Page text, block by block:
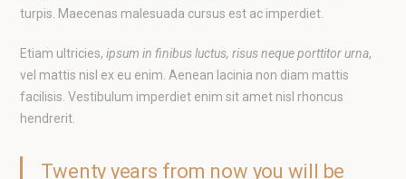
turpis. Maecenas malesuada cursus est ac imperdiet.
Etiam ultricies,ipsum in finibus luctus, risus neque porttitor urna,
vel mattis nisl ex eu enim. Aenean lacinia non diam mattis
facilisis. Vestibulum imperdiet enim sit amet nisl rhoncus
hendrerit.
Twenty years from now you will be